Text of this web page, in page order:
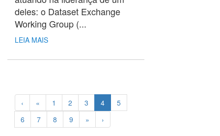
deles: o Dataset Exchange
Working Group (...
LEIA MAIS
‹ « 1 2 3 4
5
6
7 8 9 » ›